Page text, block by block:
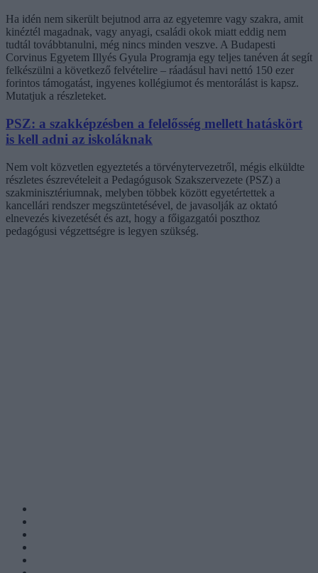
Ha idén nem sikerült bejutnod arra az egyetemre vagy szakra, amit
kinéztél magadnak, vagy anyagi, családi okok miatt eddig nem
tudtál továbbtanulni, még nincs minden veszve. A Budapesti
Corvinus Egyetem Illyés Gyula Programja egy teljes tanéven át segít
felkészülni a következő felvételire – ráadásul havi nettó 150 ezer
forintos támogatást, ingyenes kollégiumot és mentorálást is kapsz.
Mutatjuk a részleteket.
PSZ: a szakképzésben a felelősség mellett hatáskört
is kell adni az iskoláknak
Nem volt közvetlen egyeztetés a törvénytervezetről, mégis elküldte
részletes észrevételeit a Pedagógusok Szakszervezete (PSZ) a
szakminisztériumnak, melyben többek között egyetértettek a
kancellári rendszer megszüntetésével, de javasolják az oktató
elnevezés kivezetését és azt, hogy a főigazgatói poszthoz
pedagógusi végzettségre is legyen szükség.